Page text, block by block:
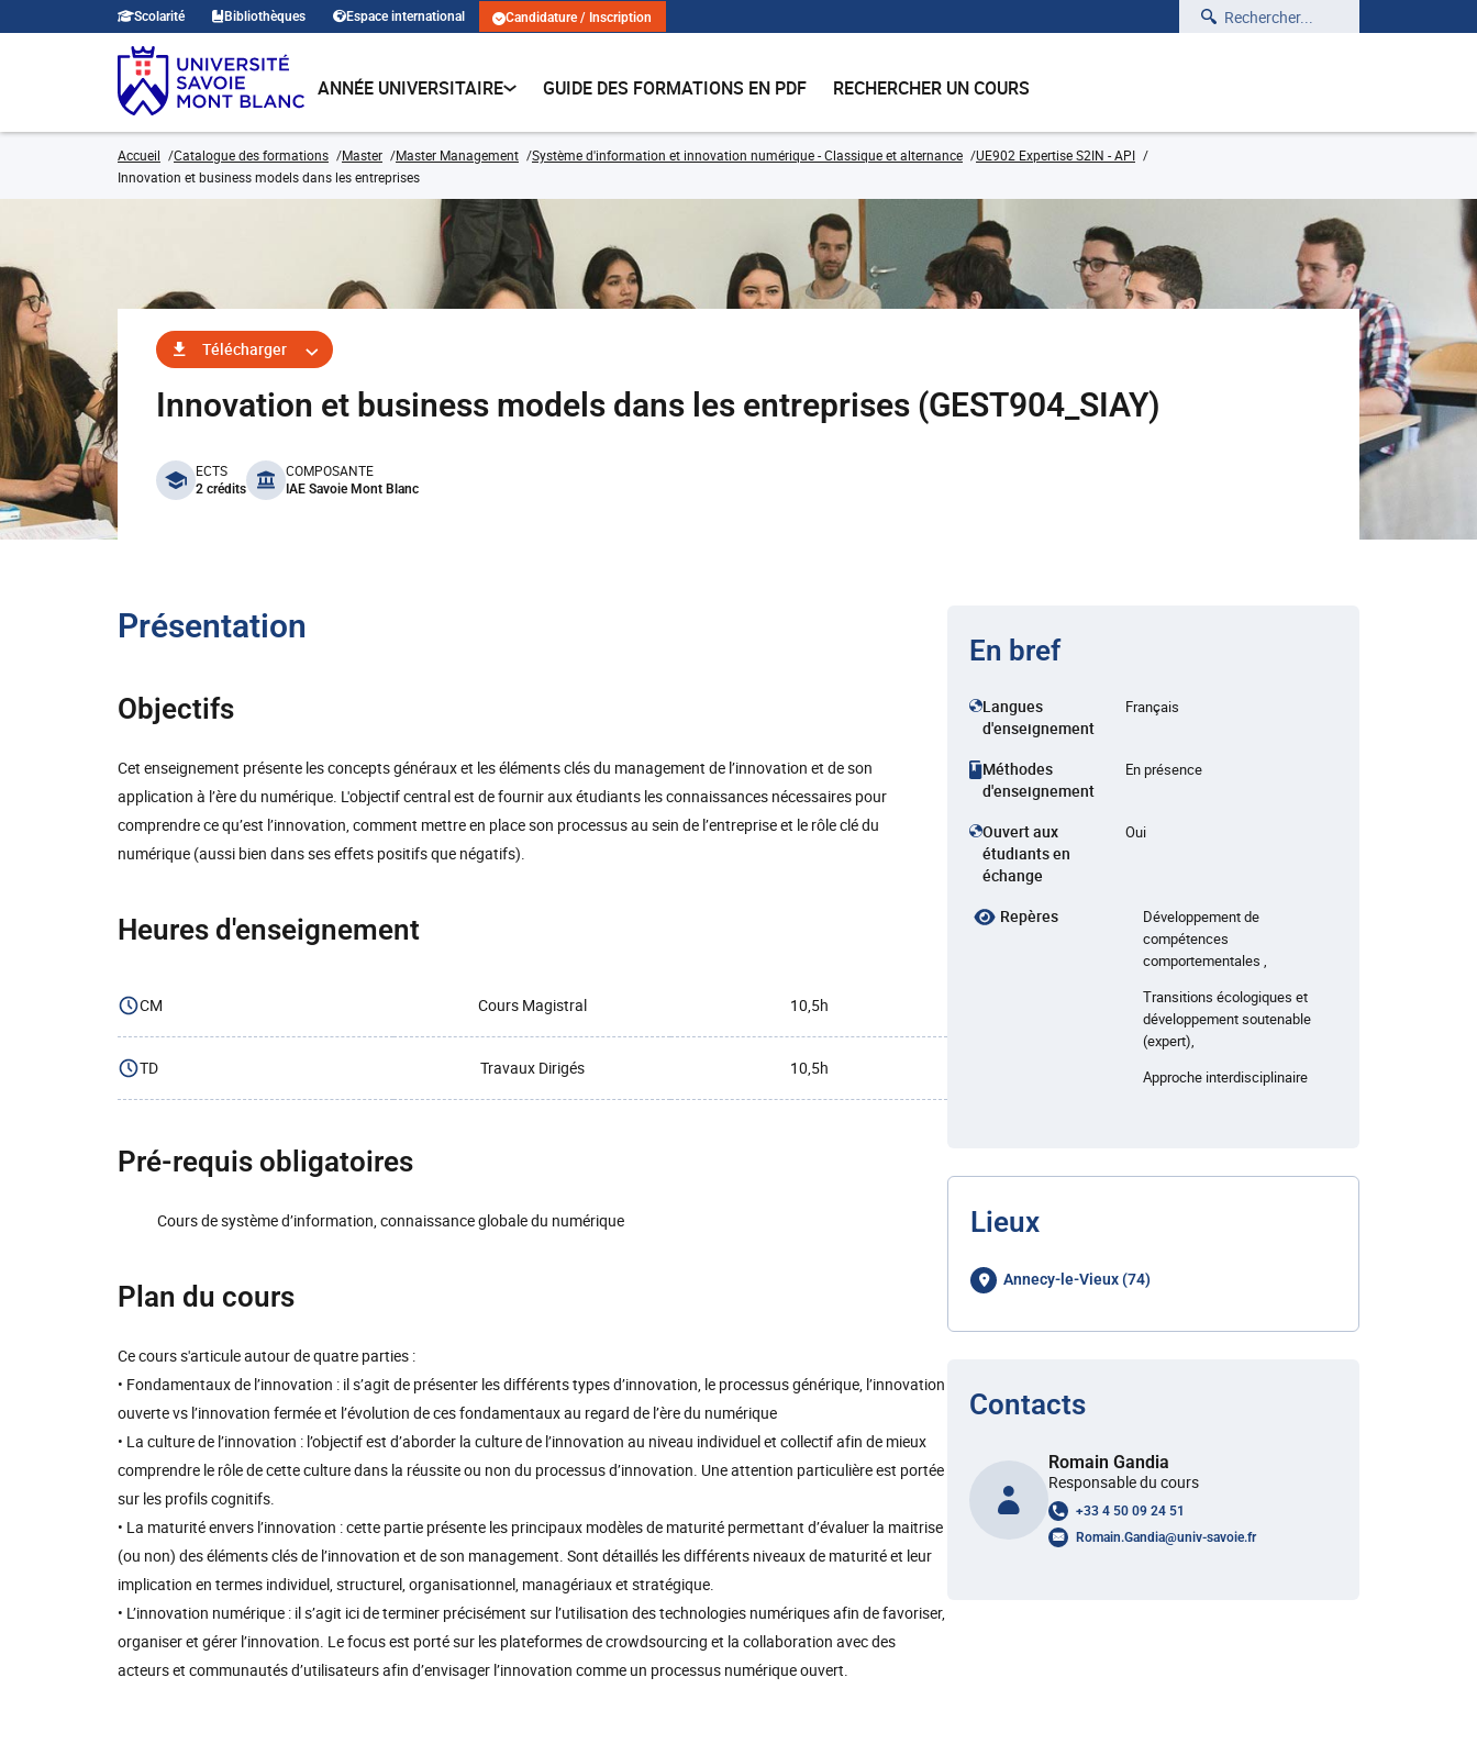
Scolarité Bibliothèques Espace international Candidature / Inscription Rechercher
ANNÉE UNIVERSITAIRE GUIDE DES FORMATIONS EN PDF RECHERCHER UN COURS
Accueil Catalogue des formations Master Master Management Système d'information et innovation numérique - Classique et alternance
UE902 Expertise S2IN - API
Innovation et business models dans les entreprises
Télécharger
Innovation et business models dans les entreprises (GEST904_SIAY)
benefits
ECTS
2 crédits
COMPOSANTE
IAE Savoie Mont Blanc
Présentation
Objectifs
Cet enseignement présente les concepts généraux et les éléments clés du management de l’innovation et de son
application à l’ère du numérique. L'objectif central est de fournir aux étudiants les connaissances nécessaires pour
comprendre ce qu’est l’innovation, comment mettre en place son processus au sein de l’entreprise et le rôle clé du
numérique (aussi bien dans ses effets positifs que négatifs).
Heures d'enseignement
CM Cours Magistral 10,5h
TD Travaux Dirigés 10,5h
Pré-requis obligatoires
Cours de système d’information, connaissance globale du numérique
Plan du cours
Ce cours s'articule autour de quatre parties :
• Fondamentaux de l’innovation : il s’agit de présenter les différents types d’innovation, le processus générique, l’innovation
ouverte vs l’innovation fermée et l’évolution de ces fondamentaux au regard de l’ère du numérique
• La culture de l’innovation : l’objectif est d’aborder la culture de l’innovation au niveau individuel et collectif afin de mieux
comprendre le rôle de cette culture dans la réussite ou non du processus d’innovation. Une attention particulière est portée
sur les profils cognitifs.
• La maturité envers l’innovation : cette partie présente les principaux modèles de maturité permettant d’évaluer la maitrise
(ou non) des éléments clés de l’innovation et de son management. Sont détaillés les différents niveaux de maturité et leur
implication en termes individuel, structurel, organisationnel, managériaux et stratégique.
• L’innovation numérique : il s’agit ici de terminer précisément sur l’utilisation des technologies numériques afin de favoriser,
organiser et gérer l’innovation. Le focus est porté sur les plateformes de crowdsourcing et la collaboration avec des
acteurs et communautés d’utilisateurs afin d’envisager l’innovation comme un processus numérique ouvert.
En bref
Langues
d'enseignement
Français
Méthodes
d'enseignement
En présence
Ouvert aux
étudiants en
échange
Oui
Repères
Développement de
compétences
comportementales ,
Transitions écologiques et
développement soutenable
(expert),
Approche interdisciplinaire
Lieux
Annecy-le-Vieux (74)
Contacts
Romain Gandia
Responsable du cours
+33 4 50 09 24 51
Romain.Gandia@univ-savoie.fr